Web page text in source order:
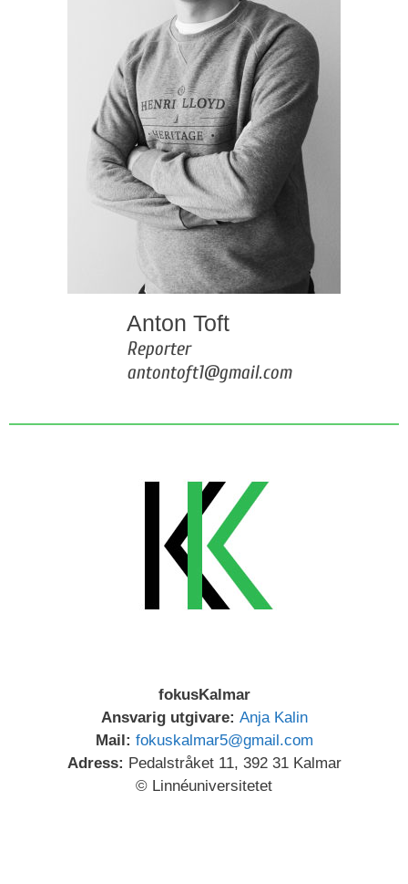
Anton Toft
Reporter
antontoft1@gmail.com
fokusKalmar
Ansvarig utgivare: Anja Kalin
Mail: fokuskalmar5@gmail.com
Adress: Pedalstråket 11, 392 31 Kalmar
© Linnéuniversitetet